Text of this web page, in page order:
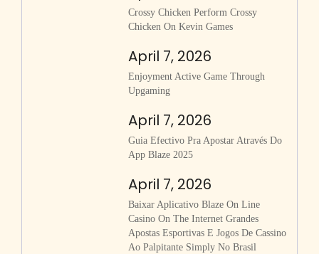
Crossy Chicken Perform Crossy
Chicken On Kevin Games
April 7, 2026
Enjoyment Active Game Through
Upgaming
April 7, 2026
Guia Efectivo Pra Apostar Através Do
App Blaze 2025
April 7, 2026
Baixar Aplicativo Blaze On Line
Casino On The Internet Grandes
Apostas Esportivas E Jogos De Cassino
Ao Palpitante Simply No Brasil